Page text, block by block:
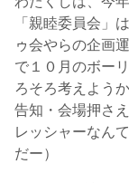
「親睦委員会」
ゥ会やらの企画
で１０月のボー
ろそろ考えよう
告知・会場押さ
レッシャーなん
だー）